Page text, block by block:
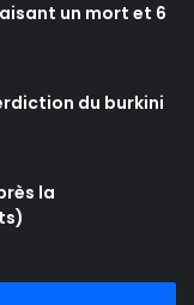
un mort et 6
du burkini
la